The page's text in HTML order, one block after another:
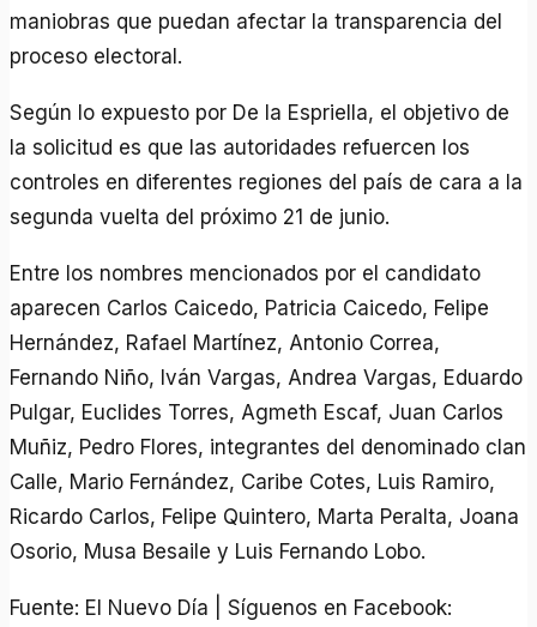
maniobras que puedan afectar la transparencia del
proceso electoral.
Según lo expuesto por De la Espriella, el objetivo de
la solicitud es que las autoridades refuercen los
controles en diferentes regiones del país de cara a la
segunda vuelta del próximo 21 de junio.
Entre los nombres mencionados por el candidato
aparecen Carlos Caicedo, Patricia Caicedo, Felipe
Hernández, Rafael Martínez, Antonio Correa,
Fernando Niño, Iván Vargas, Andrea Vargas, Eduardo
Pulgar, Euclides Torres, Agmeth Escaf, Juan Carlos
Muñiz, Pedro Flores, integrantes del denominado clan
Calle, Mario Fernández, Caribe Cotes, Luis Ramiro,
Ricardo Carlos, Felipe Quintero, Marta Peralta, Joana
Osorio, Musa Besaile y Luis Fernando Lobo.
Fuente: El Nuevo Día | Síguenos en Facebook: